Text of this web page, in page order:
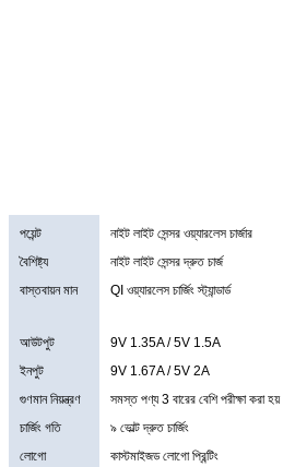
পয়েন্ট
নাইট লাইট সেন্সর ওয়্যারলেস চার্জার
বৈশিষ্ট্য
নাইট লাইট সেন্সর দ্রুত চার্জ
বাস্তবায়ন মান
QI ওয়্যারলেস চার্জিং স্ট্যান্ডার্ড
আউটপুট
9V 1.35A / 5V 1.5A
ইনপুট
9V 1.67A / 5V 2A
গুণমান নিয়ন্ত্রণ
সমস্ত পণ্য 3 বারের বেশি পরীক্ষা করা হয়
চার্জিং গতি
৯ ভোল্ট দ্রুত চার্জিং
লোগো
কাস্টমাইজড লোগো প্রিন্টিং